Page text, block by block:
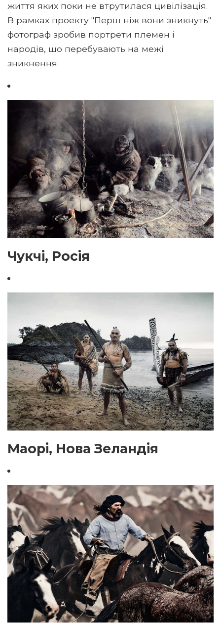
життя яких поки не втрутилася цивілізація.
В рамках проекту "Перш ніж вони зникнуть"
фотограф зробив портрети племен і
народів, що перебувають на межі
зникнення.
Чукчі, Росія
Маорі, Нова Зеландія